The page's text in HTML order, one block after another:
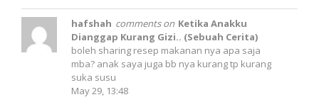
hafshah comments on Ketika Anakku
Dianggap Kurang Gizi.. (Sebuah Cerita)
boleh sharing resep makanan nya apa saja
mba? anak saya juga bb nya kurang tp kurang
suka susu
May 29, 13:48